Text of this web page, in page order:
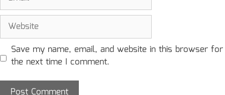
Website
Save my name, email, and website in this browser for
the next time I comment.